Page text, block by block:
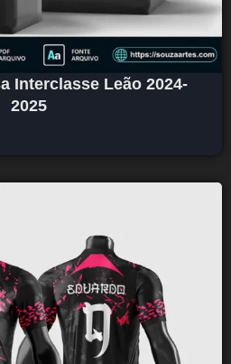
Interclasse Leão 2024-
2025